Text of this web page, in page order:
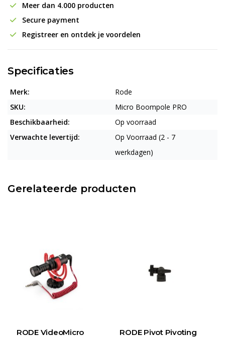
Meer dan 4.000 producten
Secure payment
Registreer en ontdek je voordelen
Specificaties
Merk:
Rode
SKU:
Micro Boompole PRO
Beschikbaarheid:
Op voorraad
Verwachte levertijd:
Op Voorraad (2 - 7
werkdagen)
Gerelateerde producten
RODE VideoMicro
RODE Pivot Pivoting